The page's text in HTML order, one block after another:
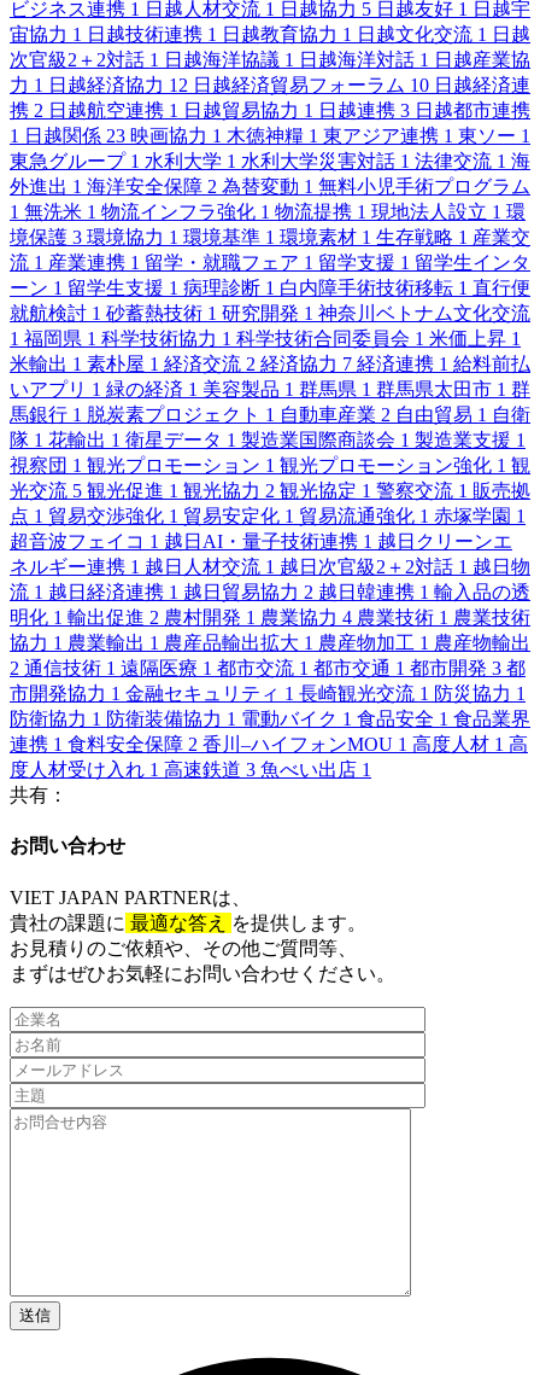
ビジネス連携 1 日越人材交流 1 日越協力 5 日越友好 1 日越宇
宙協力 1 日越技術連携 1 日越教育協力 1 日越文化交流 1 日越
次官級2＋2対話 1 日越海洋協議 1 日越海洋対話 1 日越産業協
力 1 日越経済協力 12 日越経済貿易フォーラム 10 日越経済連
携 2 日越航空連携 1 日越貿易協力 1 日越連携 3 日越都市連携
1 日越関係 23 映画協力 1 木徳神糧 1 東アジア連携 1 東ソー 1
東急グループ 1 水利大学 1 水利大学災害対話 1 法律交流 1 海
外進出 1 海洋安全保障 2 為替変動 1 無料小児手術プログラム
1 無洗米 1 物流インフラ強化 1 物流提携 1 現地法人設立 1 環
境保護 3 環境協力 1 環境基準 1 環境素材 1 生存戦略 1 産業交
流 1 産業連携 1 留学・就職フェア 1 留学支援 1 留学生インタ
ーン 1 留学生支援 1 病理診断 1 白内障手術技術移転 1 直行便
就航検討 1 砂蓄熱技術 1 研究開発 1 神奈川ベトナム文化交流
1 福岡県 1 科学技術協力 1 科学技術合同委員会 1 米価上昇 1
米輸出 1 素朴屋 1 経済交流 2 経済協力 7 経済連携 1 給料前払
いアプリ 1 緑の経済 1 美容製品 1 群馬県 1 群馬県太田市 1 群
馬銀行 1 脱炭素プロジェクト 1 自動車産業 2 自由貿易 1 自衛
隊 1 花輸出 1 衛星データ 1 製造業国際商談会 1 製造業支援 1
視察団 1 観光プロモーション 1 観光プロモーション強化 1 観
光交流 5 観光促進 1 観光協力 2 観光協定 1 警察交流 1 販売拠
点 1 貿易交渉強化 1 貿易安定化 1 貿易流通強化 1 赤塚学園 1
超音波フェイコ 1 越日AI・量子技術連携 1 越日クリーンエ
ネルギー連携 1 越日人材交流 1 越日次官級2＋2対話 1 越日物
流 1 越日経済連携 1 越日貿易協力 2 越日韓連携 1 輸入品の透
明化 1 輸出促進 2 農村開発 1 農業協力 4 農業技術 1 農業技術
協力 1 農業輸出 1 農産品輸出拡大 1 農産物加工 1 農産物輸出
2 通信技術 1 遠隔医療 1 都市交流 1 都市交通 1 都市開発 3 都
市開発協力 1 金融セキュリティ 1 長崎観光交流 1 防災協力 1
防衛協力 1 防衛装備協力 1 電動バイク 1 食品安全 1 食品業界
連携 1 食料安全保障 2 香川–ハイフォンMOU 1 高度人材 1 高
度人材受け入れ 1 高速鉄道 3 魚べい出店 1
共有：
お問い合わせ​
VIET JAPAN PARTNERは、
貴社の課題に 最適な答え
を提供します。
お見積りのご依頼や、その他ご質問等、​
まずはぜひお気軽にお問い合わせください。​